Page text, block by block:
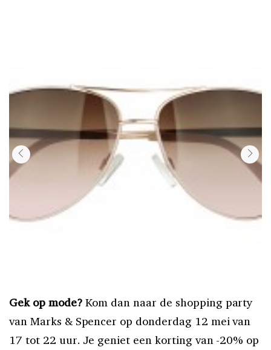
Gek op mode?Kom dan naar de shopping party
van Marks & Spencer op donderdag 12 mei van
17 tot 22 uur. Je geniet een korting van -20% op